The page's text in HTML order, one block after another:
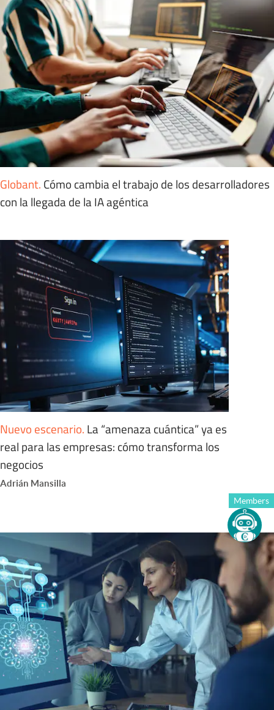
Globant. Cómo cambia el trabajo de los desarrolladores
con la llegada de la IA agéntica
Nuevo escenario. La “amenaza cuántica” ya es
real para las empresas: cómo transforma los
negocios
Adrián Mansilla
Members